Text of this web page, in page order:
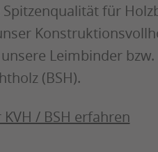
für
Leimbinder bzw.
(BSH).
/ BSH erfahren